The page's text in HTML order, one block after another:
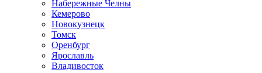
Набережные Челны
Кемерово
Новокузнецк
Томск
Оренбург
Ярославль
Владивосток